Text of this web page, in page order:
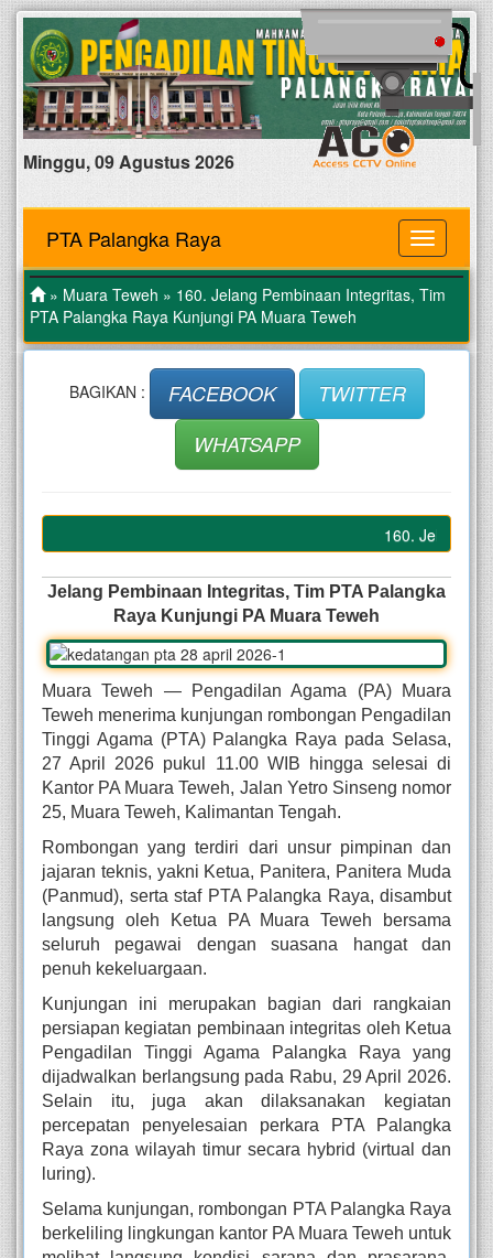
Minggu, 09 Agustus 2026
MENU
PTA Palangka Raya
» Muara Teweh » 160. Jelang Pembinaan Integritas, Tim
PTA Palangka Raya Kunjungi PA Muara Teweh
BAGIKAN : FACEBOOK
TWITTER
WHATSAPP
160. Jelang
Jelang Pembinaan Integritas, Tim PTA Palangka
Raya Kunjungi PA Muara Teweh
Muara Teweh — Pengadilan Agama (PA) Muara
Teweh menerima kunjungan rombongan Pengadilan
Tinggi Agama (PTA) Palangka Raya pada Selasa,
27 April 2026 pukul 11.00 WIB hingga selesai di
Kantor PA Muara Teweh, Jalan Yetro Sinseng nomor
25, Muara Teweh, Kalimantan Tengah.
Rombongan yang terdiri dari unsur pimpinan dan
jajaran teknis, yakni Ketua, Panitera, Panitera Muda
(Panmud), serta staf PTA Palangka Raya, disambut
langsung oleh Ketua PA Muara Teweh bersama
seluruh pegawai dengan suasana hangat dan
penuh kekeluargaan.
Kunjungan ini merupakan bagian dari rangkaian
persiapan kegiatan pembinaan integritas oleh Ketua
Pengadilan Tinggi Agama Palangka Raya yang
dijadwalkan berlangsung pada Rabu, 29 April 2026.
Selain itu, juga akan dilaksanakan kegiatan
percepatan penyelesaian perkara PTA Palangka
Raya zona wilayah timur secara hybrid (virtual dan
luring).
Selama kunjungan, rombongan PTA Palangka Raya
berkeliling lingkungan kantor PA Muara Teweh untuk